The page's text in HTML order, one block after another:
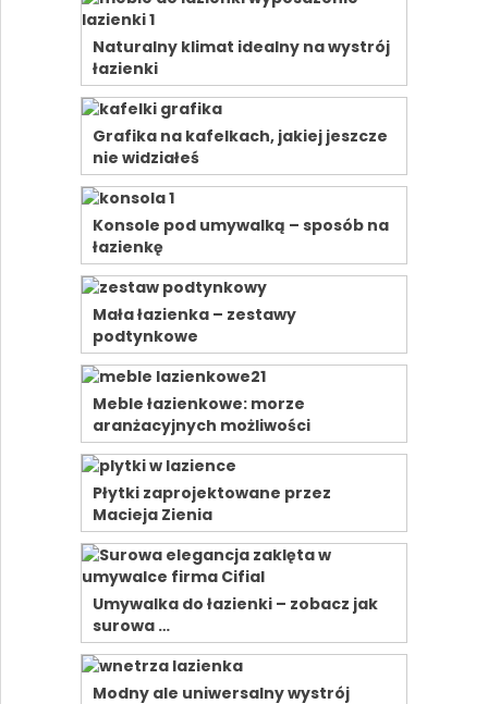
Naturalny klimat idealny na wystrój
łazienki
Grafika na kafelkach, jakiej jeszcze
nie widziałeś
Konsole pod umywalką – sposób na
łazienkę
Mała łazienka – zestawy
podtynkowe
Meble łazienkowe: morze
aranżacyjnych możliwości
Płytki zaprojektowane przez
Macieja Zienia
Umywalka do łazienki – zobacz jak
surowa …
Modny ale uniwersalny wystrój